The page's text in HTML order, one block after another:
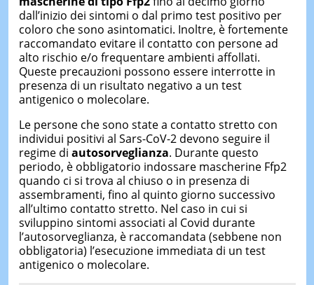
dall’inizio dei sintomi o dal primo test positivo per
coloro che sono asintomatici. Inoltre, è fortemente
raccomandato evitare il contatto con persone ad
alto rischio e/o frequentare ambienti affollati.
Queste precauzioni possono essere interrotte in
presenza di un risultato negativo a un test
antigenico o molecolare.
Le persone che sono state a contatto stretto con
individui positivi al Sars-CoV-2 devono seguire il
regime di autosorveglianza. Durante questo
periodo, è obbligatorio indossare mascherine Ffp2
quando ci si trova al chiuso o in presenza di
assembramenti, fino al quinto giorno successivo
all’ultimo contatto stretto. Nel caso in cui si
sviluppino sintomi associati al Covid durante
l’autosorveglianza, è raccomandata (sebbene non
obbligatoria) l’esecuzione immediata di un test
antigenico o molecolare.